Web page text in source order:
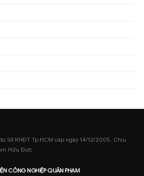
Sở KHĐT Tp.HCM cấp ngày 14/12/2005. Chịu
Hữu Đức.
CÔNG NGHIỆPQUÂN PHẠM